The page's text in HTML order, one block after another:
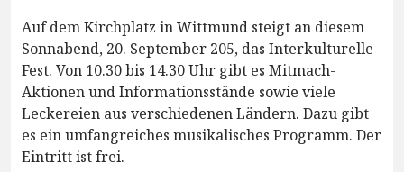
Auf dem Kirchplatz in Wittmund steigt an diesem
Sonnabend, 20. September 205, das Interkulturelle
Fest. Von 10.30 bis 14.30 Uhr gibt es Mitmach-
Aktionen und Informationsstände sowie viele
Leckereien aus verschiedenen Ländern. Dazu gibt
es ein umfangreiches musikalisches Programm. Der
Eintritt ist frei.